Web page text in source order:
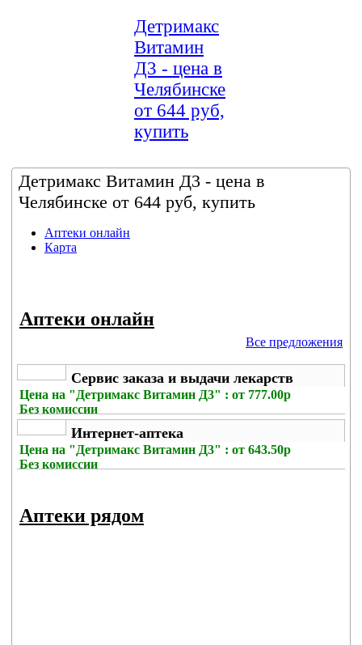
Детримакс
Витамин
Д3 - цена в
Челябинске
от 644 руб,
купить
Детримакс Витамин Д3 - цена в
Челябинске от 644 руб, купить
Аптеки онлайн
Карта
Аптеки онлайн
Все предложения
Сервис заказа и выдачи лекарств
Цена на "Детримакс Витамин Д3" : от 777.00р
Без комиссии
Интернет-аптека
Цена на "Детримакс Витамин Д3" : от 643.50р
Без комиссии
Аптеки рядом